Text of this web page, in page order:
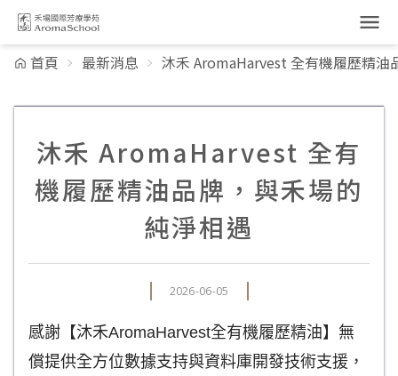
跳到主要內容
首頁 最新消息 沐禾 AromaHarvest 全有機履歷精油
沐禾 AromaHarvest 全有
機履歷精油品牌，與禾場的
純淨相遇
2026-06-05
感謝【沐禾AromaHarvest全有機履歷精油】無
償提供全方位數據支持與資料庫開發技術支援，